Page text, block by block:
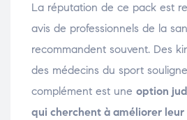
La réputation de ce pack est
avis de professionnels de la
recommandent souvent. Des
des médecins du sport
complément est une option
qui cherchent à améliorer